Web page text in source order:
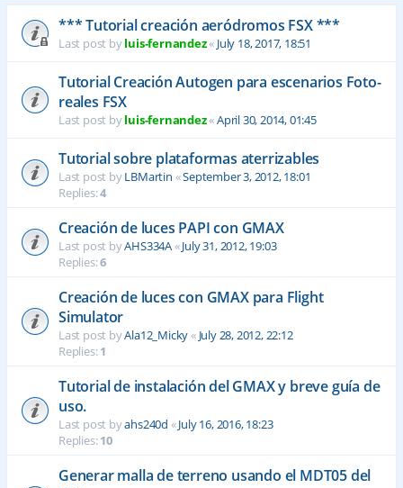
*** Tutorial creación aeródromos FSX ***
Last post byluis-fernandez« July 18, 2017, 18:51
Tutorial Creación Autogen para escenarios Foto-
reales FSX
Last post byluis-fernandez«April 30, 2014, 01:45
Tutorial sobre plataformas aterrizables
Last post byLBMartin «September 3, 2012, 18:01
Replies:4
Creación de luces PAPI con GMAX
Last post byAHS334A«July 31, 2012, 19:03
Replies:6
Creación de luces con GMAX para Flight
Simulator
Last post byAla12_Micky« July 28, 2012, 22:12
Replies:1
Tutorial de instalación del GMAX y breve guía de
uso.
Last post byahs240d «July 16, 2016, 18:23
Replies:10
Generar malla de terreno usando el MDT05 del